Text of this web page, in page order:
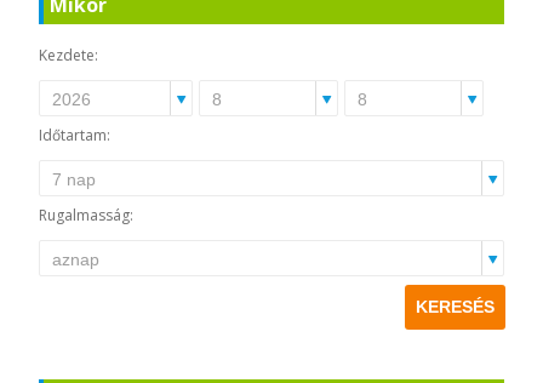
Kezdete:
Időtartam:
Rugalmasság: